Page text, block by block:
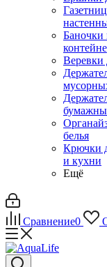
Баночки
Веревки
белья
Крючки
и кухни
Ещё
Сравнение0